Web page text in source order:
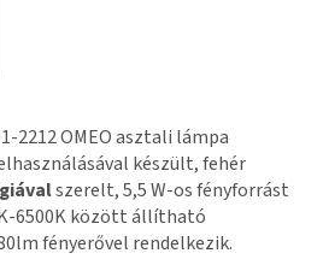
2212 OMEO asztali lámpa
készült, fehér
szerelt, 5,5 W-os fényforrást
6500K között állítható
fényerővel rendelkezik.